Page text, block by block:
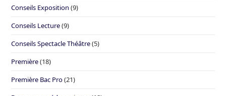
Conseils Exposition (9)
Conseils Lecture(9)
Conseils Spectacle Théâtre(5)
Première(18)
Première Bac Pro(21)